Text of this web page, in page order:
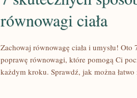
równowagi ciała
Zachowaj równowagę ciała i umysłu!
poprawę równowagi, które pomogą Ci
każdym kroku. Sprawdź, jak można